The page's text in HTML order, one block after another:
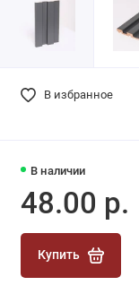
В наличии
48.00 р.
Купить
В избранное